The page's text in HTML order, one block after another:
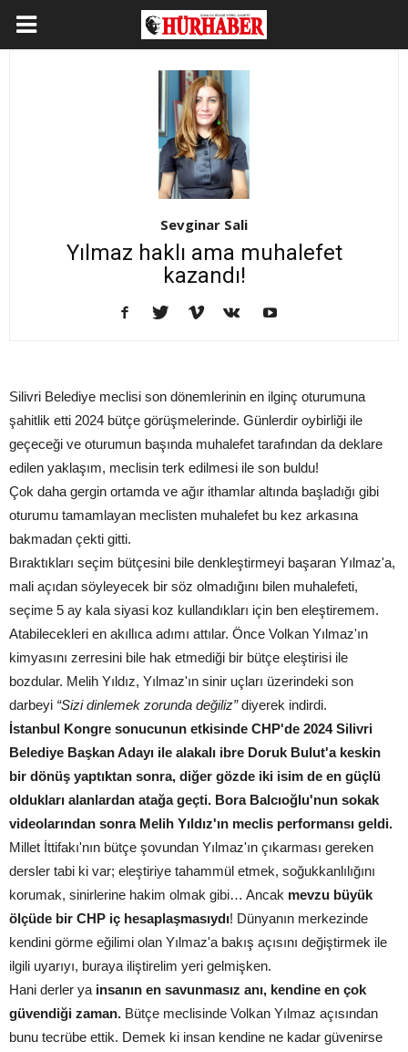
Sevginar Sali
Yılmaz haklı ama muhalefet
kazandı!
Silivri Belediye meclisi son dönemlerinin en ilginç oturumuna
şahitlik etti 2024 bütçe görüşmelerinde. Günlerdir oybirliği ile
geçeceği ve oturumun başında muhalefet tarafından da deklare
edilen yaklaşım, meclisin terk edilmesi ile son buldu!
Çok daha gergin ortamda ve ağır ithamlar altında başladığı gibi
oturumu tamamlayan meclisten muhalefet bu kez arkasına
bakmadan çekti gitti.
Bıraktıkları seçim bütçesini bile denkleştirmeyi başaran Yılmaz'a,
mali açıdan söyleyecek bir söz olmadığını bilen muhalefeti,
seçime 5 ay kala siyasi koz kullandıkları için ben eleştiremem.
Atabilecekleri en akıllıca adımı attılar. Önce Volkan Yılmaz'ın
kimyasını zerresini bile hak etmediği bir bütçe eleştirisi ile
bozdular. Melih Yıldız, Yılmaz'ın sinir uçları üzerindeki son
darbeyi “Sizi dinlemek zorunda değiliz”diyerek indirdi.
İstanbul Kongre sonucunun etkisinde CHP'de 2024 Silivri
Belediye Başkan Adayı ile alakalı ibre Doruk Bulut'a keskin
bir dönüş yaptıktan sonra, diğer gözde iki isim de en güçlü
oldukları alanlardan atağa geçti. Bora Balcıoğlu'nun sokak
videolarından sonra Melih Yıldız'ın meclis performansı geldi.
Millet İttifakı'nın bütçe şovundan Yılmaz'ın çıkarması gereken
dersler tabi ki var; eleştiriye tahammül etmek, soğukkanlılığını
korumak, sinirlerine hakim olmak gibi… Ancak mevzu büyük
ölçüde bir CHP iç hesaplaşmasıydı! Dünyanın merkezinde
kendini görme eğilimi olan Yılmaz'a bakış açısını değiştirmek ile
ilgili uyarıyı, buraya iliştirelim yeri gelmişken.
Hani derler ya insanın en savunmasız anı, kendine en çok
güvendiği zaman. Bütçe meclisinde Volkan Yılmaz açısından
bunu tecrübe ettik. Demek ki insan kendine ne kadar güvenirse